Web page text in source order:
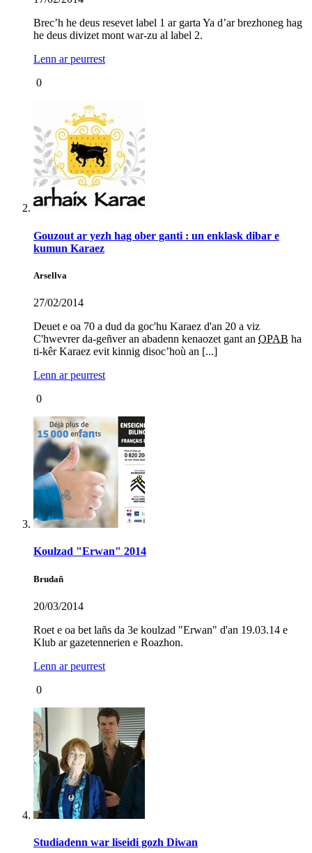
Brec’h he deus resevet label 1 ar garta Ya d’ar brezhoneg hag
he deus divizet mont war-zu al label 2.
Lenn ar peurrest
0
Gouzout ar yezh hag ober ganti : un enklask dibar e
kumun Karaez
Arsellva
27/02/2014
Deuet e oa 70 a dud da goc'hu Karaez d'an 20 a viz
C'hwevrer da-geñver an abadenn kenaozet gant an OPAB ha
ti-kêr Karaez evit kinnig disoc’hoù an [...]
Lenn ar peurrest
0
Koulzad "Erwan" 2014
Brudañ
20/03/2014
Roet e oa bet lañs da 3e koulzad "Erwan" d'an 19.03.14 e
Klub ar gazetennerien e Roazhon.
Lenn ar peurrest
0
Studiadenn war liseidi gozh Diwan